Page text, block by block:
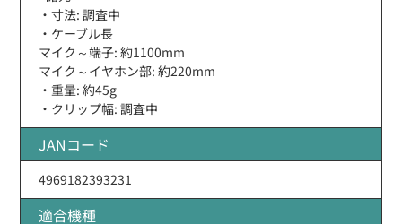
・寸法: 調査中
・ケーブル長
マイク～端子: 約1100mm
マイク～イヤホン部: 約220mm
・重量: 約45g
・クリップ幅: 調査中
JANコード
4969182393231
適合機種